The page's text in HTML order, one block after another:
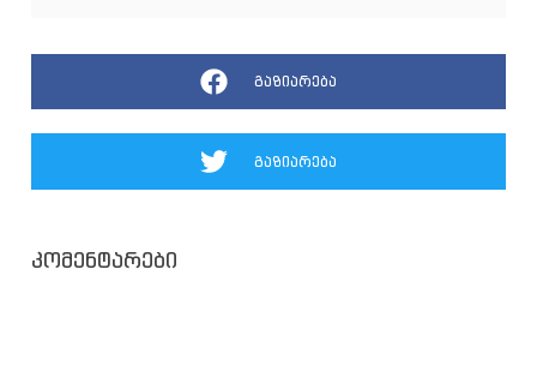
გაზიარება
გაზიარება
კომენტარები